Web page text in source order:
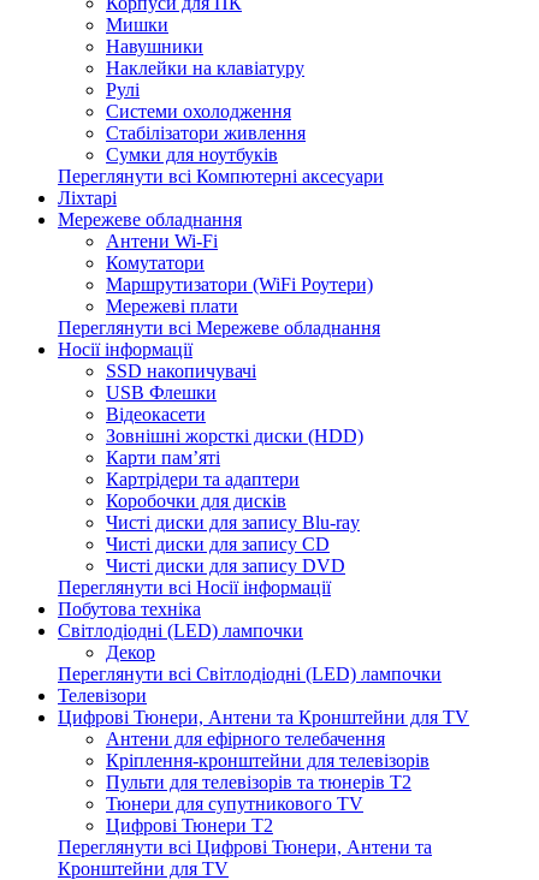
Мишки
Навушники
Наклейки на клавіатуру
Рулі
Системи охолодження
Стабілізатори живлення
Сумки для ноутбуків
Переглянути всі Компютерні аксесуари
Ліхтарі
Мережеве обладнання
Антени Wi-Fi
Комутатори
Маршрутизатори (WiFi Роутери)
Мережеві плати
Переглянути всі Мережеве обладнання
Носії інформації
SSD накопичувачі
USB Флешки
Відеокасети
Зовнішні жорсткі диски (HDD)
Карти пам’яті
Картрідери та адаптери
Коробочки для дисків
Чисті диски для запису Blu-ray
Чисті диски для запису CD
Чисті диски для запису DVD
Переглянути всі Носії інформації
Побутова техніка
Світлодіодні (LED) лампочки
Декор
Переглянути всі Світлодіодні (LED) лампочки
Телевізори
Цифрові Тюнери, Антени та Кронштейни для TV
Антени для ефірного телебачення
Кріплення-кронштейни для телевізорів
Пульти для телевізорів та тюнерів T2
Тюнери для супутникового TV
Цифрові Тюнери T2
Переглянути всі Цифрові Тюнери, Антени та
Кронштейни для TV